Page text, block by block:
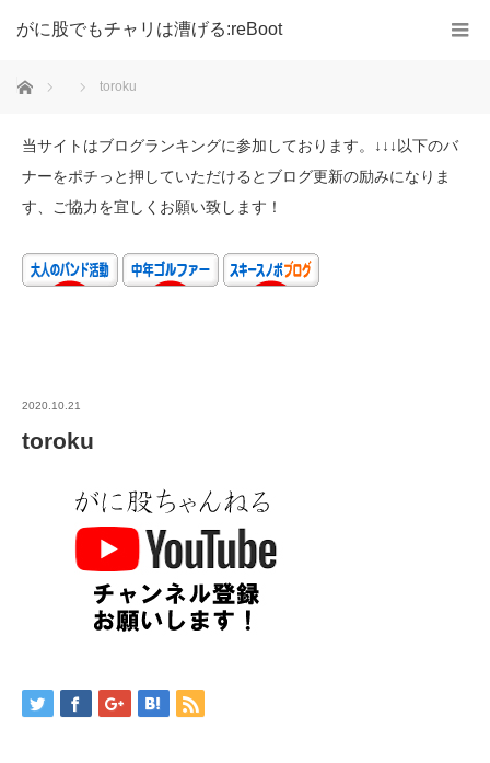
がに股でもチャリは漕げる:reBoot
ホーム toroku
当サイトはブログランキングに参加しております。↓↓↓以下のバ
ナーをポチっと押していただけるとブログ更新の励みになりま
す、ご協力を宜しくお願い致します！
2020.10.21
toroku